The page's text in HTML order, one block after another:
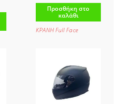
Προσθήκη στο
καλάθι
ΚΡΑΝΗ Full Face